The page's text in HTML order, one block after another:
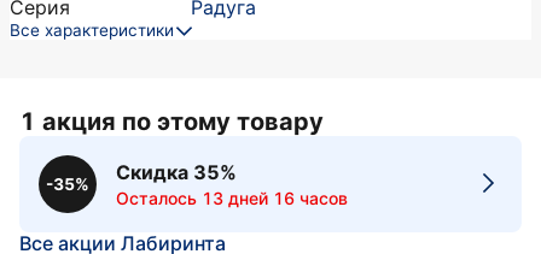
Серия
Радуга
Все характеристики
1 акция по этому товару
-35%
Скидка 35%
Осталось 13 дней 16 часов
Все акции Лабиринта